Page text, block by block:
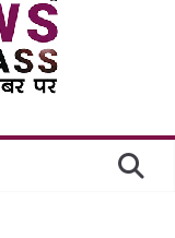
म्यूल बैंक खाताधारक